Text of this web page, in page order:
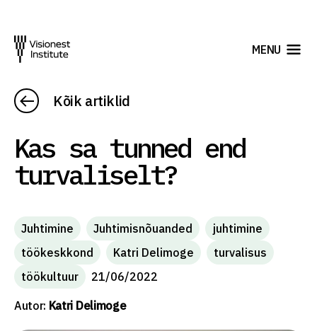
MENU
Kõik artiklid
Kas sa tunned end
turvaliselt?
Juhtimine Juhtimisnõuanded
juhtimine
töökeskkond
Katri Delimoge
turvalisus
töökultuur
21/06/2022
Autor: Katri Delimoge